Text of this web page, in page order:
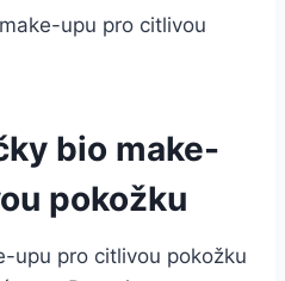
bio make-
pokožku
upu pro ‍citlivou pokožku